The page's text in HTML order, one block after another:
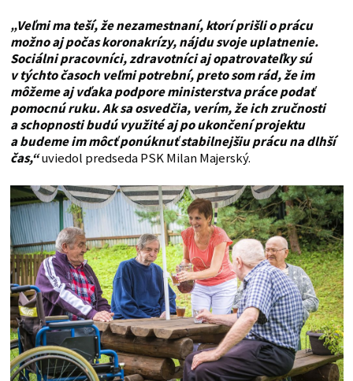
„Veľmi ma teší, že nezamestnaní, ktorí prišli o prácu
možno aj počas koronakrízy, nájdu svoje uplatnenie.
Sociálni pracovníci, zdravotníci aj opatrovateľky sú
v týchto časoch veľmi potrební, preto som rád, že im
môžeme aj vďaka podpore ministerstva práce podať
pomocnú ruku. Ak sa osvedčia, verím, že ich zručnosti
a schopnosti budú využité aj po ukončení projektu
a budeme im môcť ponúknuť stabilnejšiu prácu na dlhší
čas,“uviedol predseda PSK Milan Majerský.